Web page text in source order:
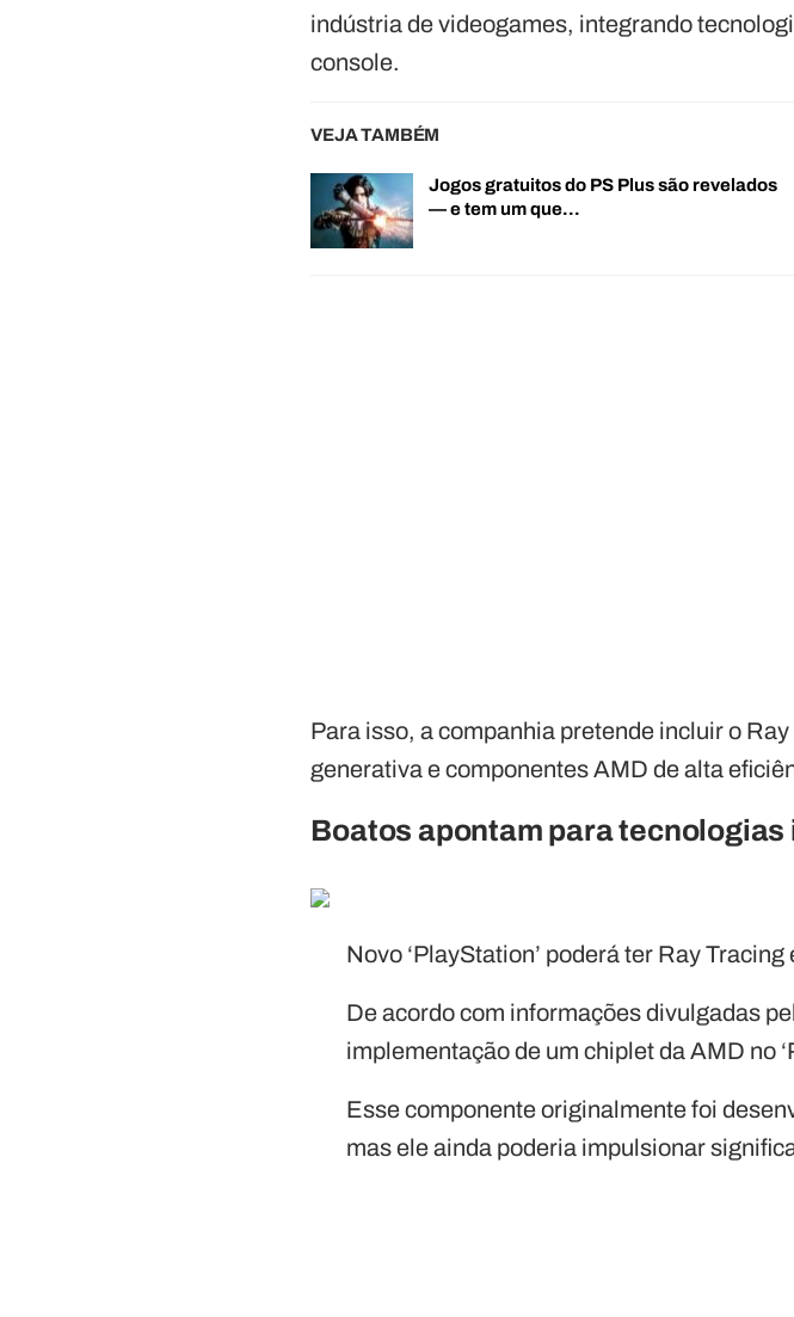
indústria de videogames, integrando
console.
VEJA TAMBÉM
Jogos gratuitos do PS Plus são revelados
— e tem um que…
Para isso, a companhia pretende incluir o
generativa e componentes AMD de alta
Boatos apontam para tecnologias
Novo ‘PlayStation’ poderá ter Ray
De acordo com informações divulgadas
implementação de um chiplet da AMD no
Esse componente originalmente foi
mas ele ainda poderia impulsionar